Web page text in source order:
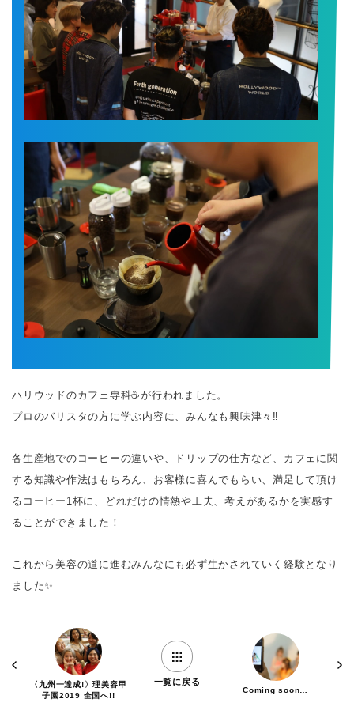
ハリウッドのカフェ専科☕が行われました。
プロのバリスタの方に学ぶ内容に、みんなも興味津々‼
各生産地でのコーヒーの違いや、ドリップの仕方など、カフェに関
する知識や作法はもちろん、お客様に喜んでもらい、満足して頂け
るコーヒー1杯に、どれだけの情熱や工夫、考えがあるかを実感す
ることができました！
これから美容の道に進むみんなにも必ず生かされていく経験となり
ました✨
〈九州一達成!〉理美容甲
子園2019 全国へ!!
一覧に戻る
Coming soon…